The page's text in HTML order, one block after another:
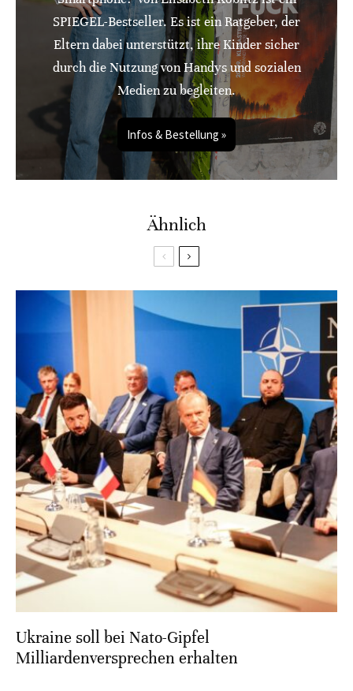
SPIEGEL-Bestseller. Es ist ein Ratgeber, der
Eltern dabei unterstützt, ihre Kinder sicher
durch die Nutzung von Handys und sozialen
Medien zu begleiten.
Infos & Bestellung »
Ähnlich
Ukraine soll bei Nato-Gipfel
Milliardenversprechen erhalten